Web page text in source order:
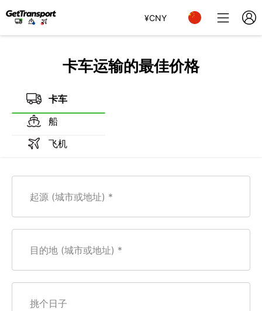
¥CNY
卡车运输的最佳价格
卡车
船
飞机
起源 (城市或地址)
目的地 (城市或地址)
挑个日子